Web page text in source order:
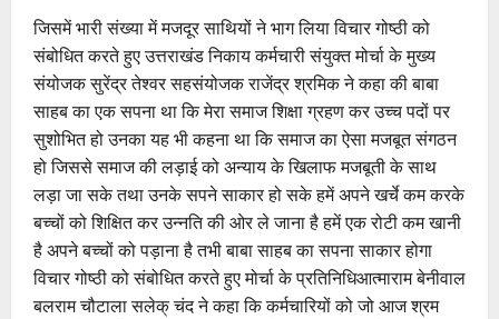
जिसमें भारी संख्या में मजदूर साथियों ने भाग लिया विचार गोष्ठी को
संबोधित करते हुए उत्तराखंड निकाय कर्मचारी संयुक्त मोर्चा के मुख्य
संयोजक सुरेंद्र तेश्वर सहसंयोजक राजेंद्र श्रमिक ने कहा की बाबा
साहब का एक सपना था कि मेरा समाज शिक्षा ग्रहण कर उच्च पदों पर
सुशोभित हो उनका यह भी कहना था कि समाज का ऐसा मजबूत संगठन
हो जिससे समाज की लड़ाई को अन्याय के खिलाफ मजबूती के साथ
लड़ा जा सके तथा उनके सपने साकार हो सके हमें अपने खर्चे कम करके
बच्चों को शिक्षित कर उन्नति की ओर ले जाना है हमें एक रोटी कम खानी
है अपने बच्चों को पड़ाना है तभी बाबा साहब का सपना साकार होगा
विचार गोष्ठी को संबोधित करते हुए मोर्चा के प्रतिनिधिआत्माराम बेनीवाल
बलराम चौटाला सलेक् चंद ने कहा कि कर्मचारियों को जो आज श्रम